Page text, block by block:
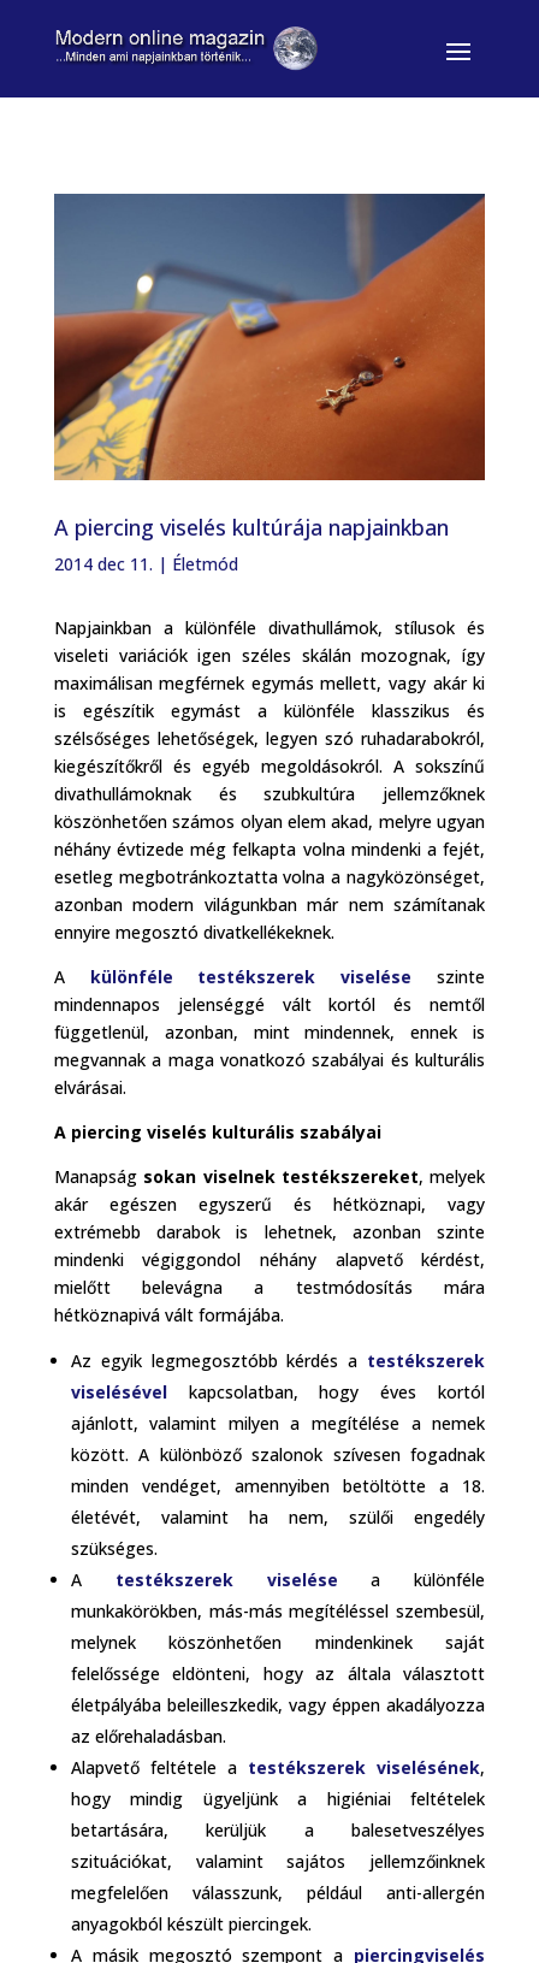
A piercing viselés kultúrája napjainkban
2014 dec 11. | Életmód
Napjainkban a különféle divathullámok, stílusok és
viseleti variációk igen széles skálán mozognak, így
maximálisan megférnek egymás mellett, vagy akár ki
is egészítik egymást a különféle klasszikus és
szélsőséges lehetőségek, legyen szó ruhadarabokról,
kiegészítőkről és egyéb megoldásokról. A sokszínű
divathullámoknak és szubkultúra jellemzőknek
köszönhetően számos olyan elem akad, melyre ugyan
néhány évtizede még felkapta volna mindenki a fejét,
esetleg megbotránkoztatta volna a nagyközönséget,
azonban modern világunkban már nem számítanak
ennyire megosztó divatkellékeknek.
Akülönféle testékszerek viselése szinte
mindennapos jelenséggé vált kortól és nemtől
függetlenül, azonban, mint mindennek, ennek is
megvannak a maga vonatkozó szabályai és kulturális
elvárásai.
A piercing viselés kulturális szabályai
Manapság sokan viselnek testékszereket, melyek
akár egészen egyszerű és hétköznapi, vagy
extrémebb darabok is lehetnek, azonban szinte
mindenki végiggondol néhány alapvető kérdést,
mielőtt belevágna a testmódosítás mára
hétköznapivá vált formájába.
Az egyik legmegosztóbb kérdés a testékszerek
viselésévelkapcsolatban, hogy éves kortól
ajánlott, valamint milyen a megítélése a nemek
között. A különböző szalonok szívesen fogadnak
minden vendéget, amennyiben betöltötte a 18.
életévét, valamint ha nem, szülői engedély
szükséges.
A testékszerek viselésea különféle
munkakörökben, más-más megítéléssel szembesül,
melynek köszönhetően mindenkinek saját
felelőssége eldönteni, hogy az általa választott
életpályába beleilleszkedik, vagy éppen akadályozza
az előrehaladásban.
Alapvető feltétele a testékszerek viselésének,
hogy mindig ügyeljünk a higiéniai feltételek
betartására, kerüljük a balesetveszélyes
szituációkat, valamint sajátos jellemzőinknek
megfelelően válasszunk, például anti-allergén
anyagokból készült piercingek.
A másik megosztó szempont a piercingviselés